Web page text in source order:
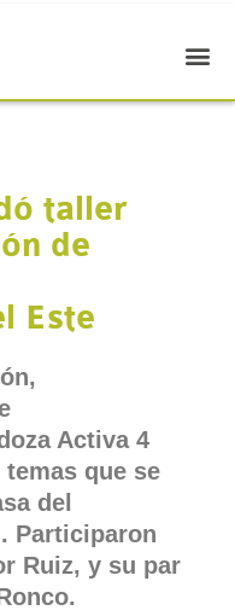
taller
de
Este
Activa 4
que se
del
Participaron
Ruiz, y su par